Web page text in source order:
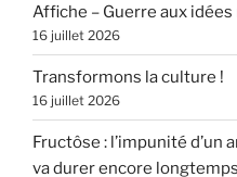
Affiche – Guerre aux
16 juillet 2026
Transformons la culture !
16 juillet 2026
Fructôse : l’impunité
va durer encore